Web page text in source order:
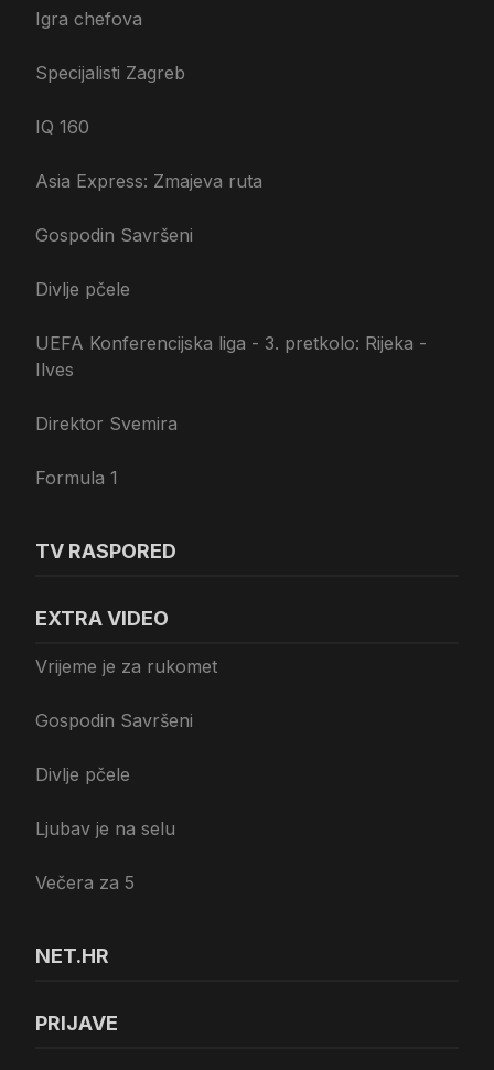
Igra chefova
Specijalisti Zagreb
IQ 160
Asia Express: Zmajeva ruta
Gospodin Savršeni
Divlje pčele
UEFA Konferencijska liga - 3. pretkolo: Rijeka -
Ilves
Direktor Svemira
Formula 1
TV RASPORED
EXTRA VIDEO
Vrijeme je za rukomet
Gospodin Savršeni
Divlje pčele
Ljubav je na selu
Večera za 5
NET.HR
PRIJAVE